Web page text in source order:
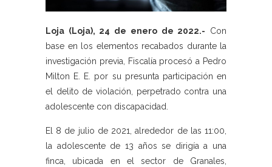
Loja (Loja), 24 de enero de 2022.- Con
base en los elementos recabados durante la
investigación previa, Fiscalía procesó a Pedro
Milton E. E. por su presunta participación en
el delito de violación, perpetrado contra una
adolescente con discapacidad.
El 8 de julio de 2021, alrededor de las 11:00,
la adolescente de 13 años se dirigía a una
finca, ubicada en el sector de Granales,